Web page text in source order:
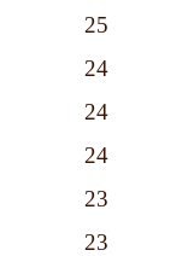
25
24
24
24
23
23